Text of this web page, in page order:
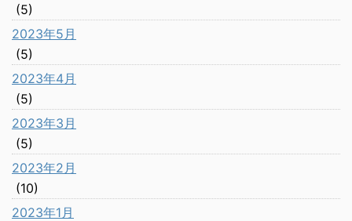
(5)
2023年5月
(5)
2023年4月
(5)
2023年3月
(5)
2023年2月
(10)
2023年1月